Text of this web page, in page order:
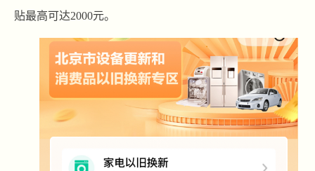
贴最高可达2000元。